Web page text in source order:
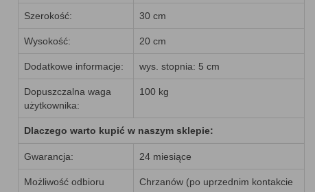
Szerokość: 30 cm
Wysokość: 20 cm
Dodatkowe informacje: wys. stopnia: 5 cm
Dopuszczalna waga
użytkownika:
100 kg
Dlaczego warto kupić w naszym sklepie:
Gwarancja: 24 miesiące
Możliwość odbioru
Chrzanów (po uprzednim kontakcie